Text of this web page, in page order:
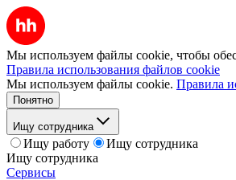
Мы используем файлы cookie, чтобы
Правила использования файлов cookie
Мы используем файлы cookie. Правила
Понятно
Ищу сотрудника
Ищу работу
Ищу сотрудника
Ищу сотрудника
Сервисы